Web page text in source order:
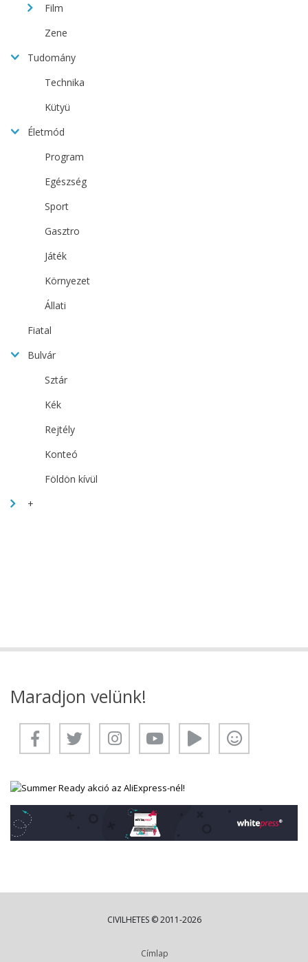
Film
Zene
Tudomány
Technika
Kütyü
Életmód
Program
Egészség
Sport
Gasztro
Játék
Környezet
Állati
Fiatal
Bulvár
Sztár
Kék
Rejtély
Konteó
Földön kívül
+
Maradjon velünk!
CIVILHETES © 2011-2026
Címlap